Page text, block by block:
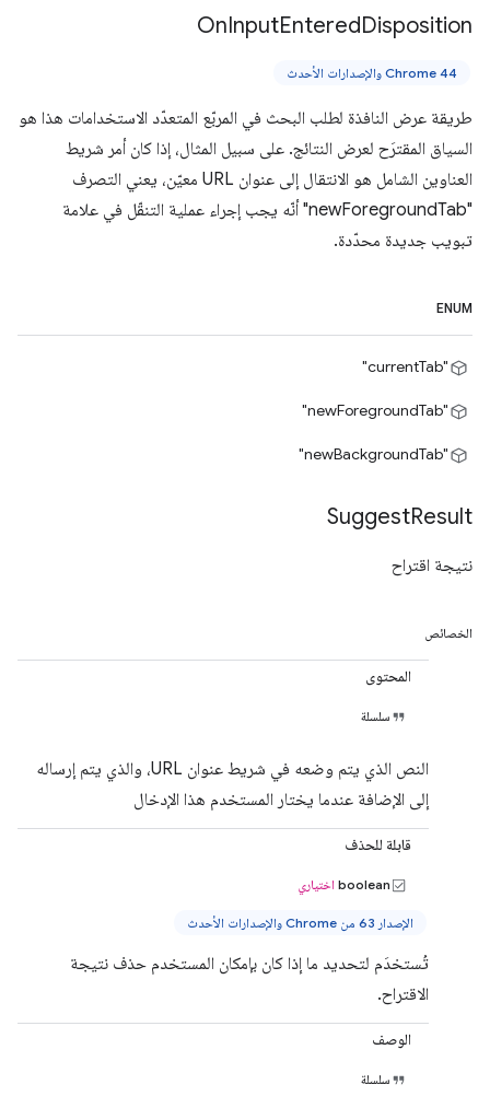
OnInputEnteredDisposition
Chrome 44 والإصدارات الأحدث
طريقة عرض النافذة لطلب البحث في المربّع المتعدّد الاستخدامات هذا هو
السياق المقترَح لعرض النتائج. على سبيل المثال، إذا كان أمر شريط
العناوين الشامل هو الانتقال إلى عنوان URL معيّن، يعني التصرف
"newForegroundTab" أنّه يجب إجراء عملية التنقّل في علامة
تبويب جديدة محدّدة.
ENUM
"currentTab"
"newForegroundTab"
"newBackgroundTab"
SuggestResult
نتيجة اقتراح
الخصائص
المحتوى
سلسلة
النص الذي يتم وضعه في شريط عنوان URL، والذي يتم إرساله
إلى الإضافة عندما يختار المستخدم هذا الإدخال
قابلة للحذف
boolean اختياري
الإصدار 63 من Chrome والإصدارات الأحدث
تُستخدَم لتحديد ما إذا كان بإمكان المستخدم حذف نتيجة
الاقتراح.
الوصف
سلسلة